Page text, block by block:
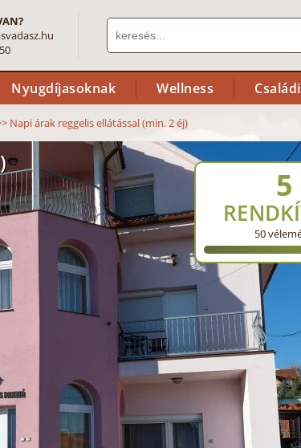
Nyugdíjasoknak Wellness
Napi árak reggelis ellátással (min. 2 éj)
5
50